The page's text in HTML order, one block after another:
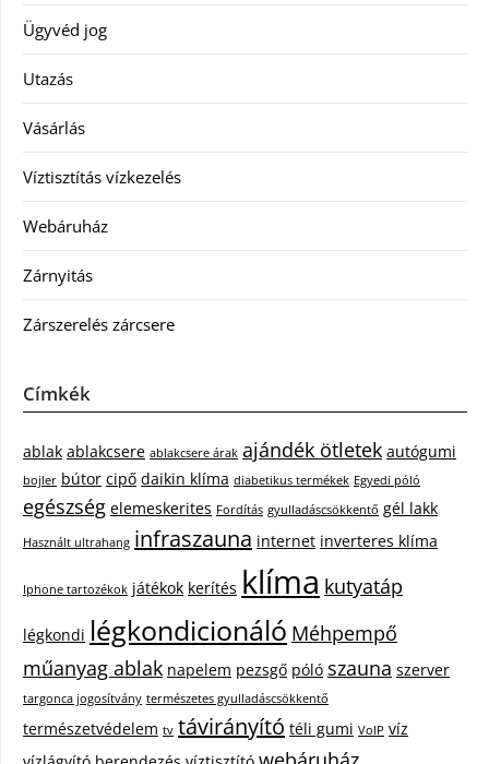
Ügyvéd jog
Utazás
Vásárlás
Víztisztítás vízkezelés
Webáruház
Zárnyitás
Zárszerelés zárcsere
Címkék
ablak ablakcsere ablakcsere árak ajándék ötletek autógumi
bojler bútor cipő daikin klíma diabetikus termékek Egyedi póló
egészség elemeskerites Fordítás gyulladáscsökkentő gél lakk
Használt ultrahang infraszauna internet inverteres klíma
Iphone tartozékok játékok kerítés klíma kutyatáp
légkondi légkondicionáló Méhpempő
műanyag ablak napelem pezsgő póló szauna szerver
targonca jogosítvány természetes gyulladáscsökkentő
természetvédelem tv távirányító téli gumi VoIP víz